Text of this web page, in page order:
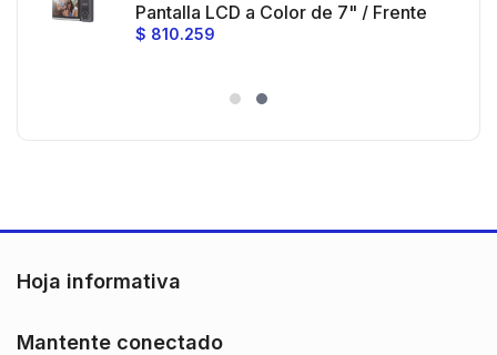
Pantalla LCD a Color de 7" / Frente
de Calle para Exterior de
)130° de Visión (Gran Angular)
$ 810.259
Hoja informativa
Mantente conectado